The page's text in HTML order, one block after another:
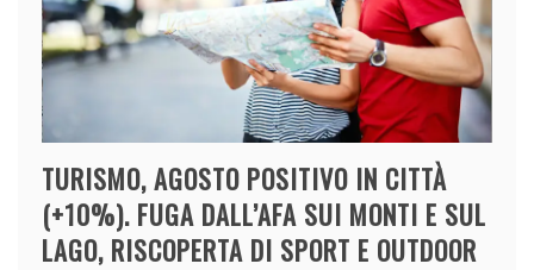
TURISMO, AGOSTO POSITIVO IN CITTÀ
(+10%). FUGA DALL’AFA SUI MONTI E SUL
LAGO, RISCOPERTA DI SPORT E OUTDOOR